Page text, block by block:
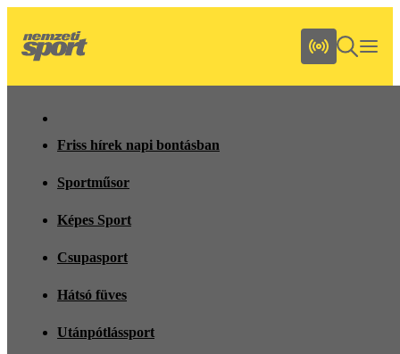
Friss hírek napi bontásban
Sportműsor
Képes Sport
Csupasport
Hátsó füves
Utánpótlássport